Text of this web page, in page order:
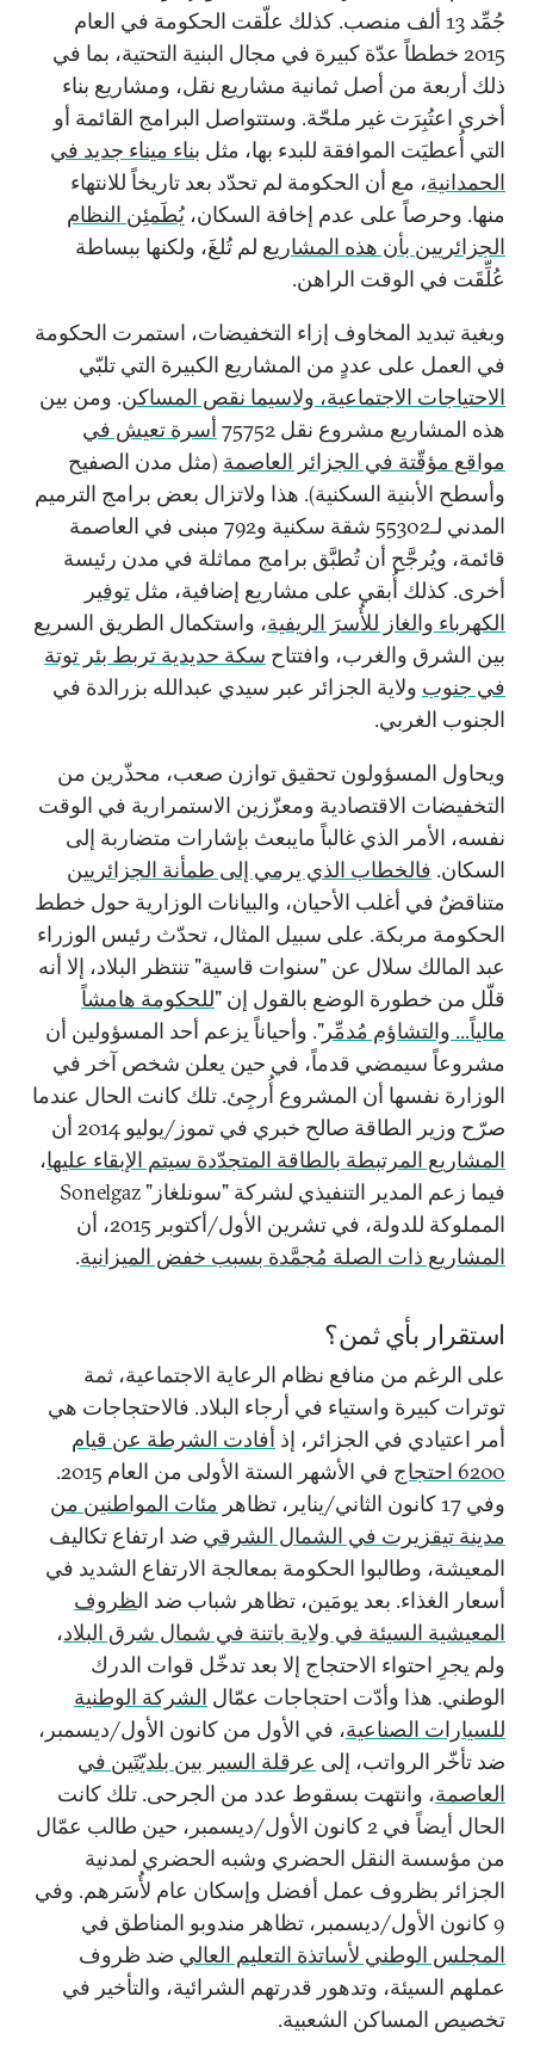
جُمِّد 13 ألف منصب. كذلك علّقت الحكومة في العام
2015 خططاً عدّة كبيرة في مجال البنية التحتية، بما في
ذلك أربعة من أصل ثمانية مشاريع نقل، ومشاريع بناء
أخرى اعتُبِرَت غير ملحّة. وستتواصل البرامج القائمة أو
التي أُعطيَت الموافقة للبدء بها، مثل بناء ميناء جديد في
الحمدانية، مع أن الحكومة لم تحدّد بعد تاريخاً للانتهاء
منها. وحرصاً على عدم إخافة السكان، يُطَمئِن النظام
الجزائريين بأن هذه المشاريع لم تُلغَ، ولكنها ببساطة
عُلِّقَت في الوقت الراهن.
وبغية تبديد المخاوف إزاء التخفيضات، استمرت الحكومة
في العمل على عددٍ من المشاريع الكبيرة التي تلبّي
الاحتياجات الاجتماعية، ولاسيما نقص المساكن. ومن بين
هذه المشاريع مشروع نقل 75752
أسرة تعيش في
مواقع مؤقّتة في الجزائر العاصمة (مثل مدن الصفيح
وأسطح الأبنية السكنية). هذا ولاتزال بعض برامج الترميم
المدني لـ55302 شقة سكنية و792 مبنى في العاصمة
قائمة، ويُرجَّح أن تُطبَّق برامج مماثلة في مدن رئيسة
أخرى. كذلك أُبقي على مشاريع إضافية، مثل توفير
الكهرباء والغاز للأُسرَ الريفية، واستكمال الطريق السريع
بين الشرق والغرب، وافتتاح سكة حديدية تربط بئر توتة
في جنوب ولاية الجزائر عبر سيدي عبدالله بزرالدة في
الجنوب الغربي.
ويحاول المسؤولون تحقيق توازن صعب، محذّرين من
التخفيضات الاقتصادية ومعزّزين الاستمرارية في الوقت
نفسه، الأمر الذي غالباً مايبعث بإشارات متضاربة إلى
السكان. فالخطاب الذي يرمي إلى طمأنة الجزائريين
متناقضٌ في أغلب الأحيان، والبيانات الوزارية حول خطط
الحكومة مربكة. على سبيل المثال، تحدّث رئيس الوزراء
عبد المالك سلال عن "سنوات قاسية" تنتظر البلاد، إلا أنه
قلّل من خطورة الوضع بالقول إن "للحكومة هامشاً
مالياً... والتشاؤم مُدمِّر". وأحياناً يزعم أحد المسؤولين أن
مشروعاً سيمضي قدماً، في حين يعلن شخص آخر في
الوزارة نفسها أن المشروع أُرجِئ. تلك كانت الحال عندما
صرّح وزير الطاقة صالح خبري في تموز/يوليو 2014 أن
المشاريع المرتبطة بالطاقة المتجدّدة سيتم الإبقاء عليها،
فيما زعم المدير التنفيذي لشركة "سونلغاز" Sonelgaz
المملوكة للدولة، في تشرين الأول/أكتوبر 2015، أن
المشاريع ذات الصلة مُجمَّدة بسبب خفض الميزانية.
استقرار بأي ثمن؟
على الرغم من منافع نظام الرعاية الاجتماعية، ثمة
توترات كبيرة واستياء في أرجاء البلاد. فالاحتجاجات هي
أمر اعتيادي في الجزائر، إذ أفادت الشرطة عن قيام
6200 احتجاج
في الأشهر الستة الأولى من العام 2015.
وفي 17 كانون الثاني/يناير، تظاهر
مئات المواطنين من
مدينة تيقزيرت في الشمال الشرقي ضد ارتفاع تكاليف
المعيشة، وطالبوا الحكومة بمعالجة الارتفاع الشديد في
أسعار الغذاء. بعد يومَين، تظاهر شباب ضد الظروف
المعيشية السيئة في ولاية باتنة في شمال شرق البلاد،
ولم يجرِ احتواء الاحتجاج إلا بعد تدخّل قوات الدرك
الوطني. هذا وأدّت احتجاجات عمّال الشركة الوطنية
للسيارات الصناعية، في الأول من كانون الأول/ديسمبر،
ضد تأخّر الرواتب، إلى عرقلة السير بين بلديّتَين في
العاصمة، وانتهت بسقوط عدد من الجرحى. تلك كانت
الحال أيضاً في 2 كانون الأول/ديسمبر، حين طالب عمّال
من مؤسسة النقل الحضري وشبه الحضري لمدنية
الجزائر بظروف عمل أفضل وإسكان عام لأُسَرهم. وفي
9 كانون الأول/ديسمبر، تظاهر مندوبو المناطق في
المجلس الوطني لأساتذة التعليم العالي ضد ظروف
عملهم السيئة، وتدهور قدرتهم الشرائية، والتأخير في
تخصيص المساكن الشعبية.